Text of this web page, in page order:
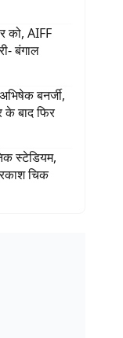
को, AIFF
बंगाल
बनर्जी,
के बाद फिर
स्टेडियम,
चिक